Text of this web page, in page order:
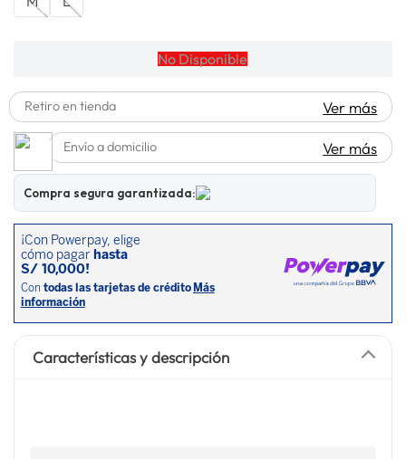
10. lavadora
No Disponible
Retiro en tienda Ver más
Envío a domicilio Ver más
Compra segura garantizada:
Características y descripción